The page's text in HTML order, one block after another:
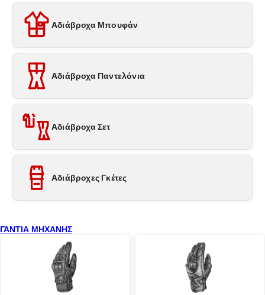
Αδιάβροχα Μπουφάν
Αδιάβροχα Παντελόνια
Αδιάβροχα Σετ
Αδιάβροχες Γκέτες
ΓΑΝΤΙΑ ΜΗΧΑΝΗΣ